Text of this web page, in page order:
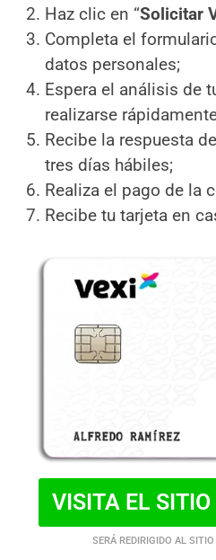
Haz clic en “Solicitar
Completa el
datos personales;
Espera el análisis de
realizarse
Recibe la respuesta
tres días hábiles;
Realiza el pago de la
Recibe tu tarjeta en
VISITA EL
SERÁ REDIRIGIDO AL